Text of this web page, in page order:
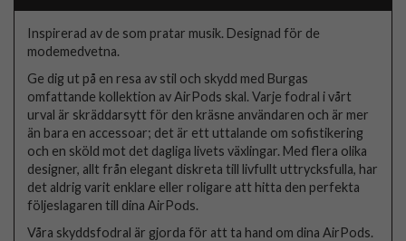
Inspirerad av de som pratar musik. Designad för de
modemedvetna.
Ge dig ut på en resa av stil och skydd med Burgas
omfattande kollektion av AirPods skal. Varje fodral i vårt
urval är skräddarsytt för den kräsne användaren och är mer
än bara en accessoar; det är ett uttalande om sofistikering
och en sköld mot det dagliga livets växlingar. Med flera olika
designer, allt från elegant diskreta till livfullt uttrycksfulla, har
det aldrig varit enklare eller roligare att hitta den perfekta
följeslagaren till dina AirPods.
Våra skyddsfodral är gjorda för att ta hand om dina AirPods.